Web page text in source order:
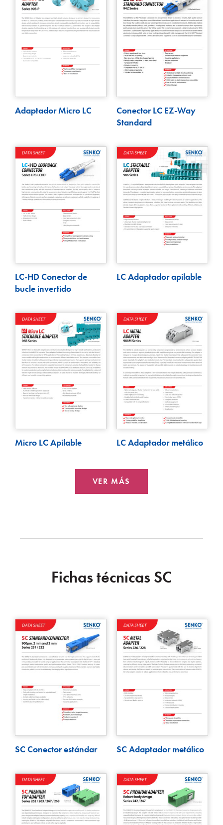
Adaptador Micro LC
Conector LC EZ-Way
Standard
LC-HD Conector de
bucle invertido
LC Adaptador apilable
Micro LC Apilable LC Adaptador metálico
VER MÁS
Fichas técnicas SC
SC Conector estándar SC Adaptador metálico